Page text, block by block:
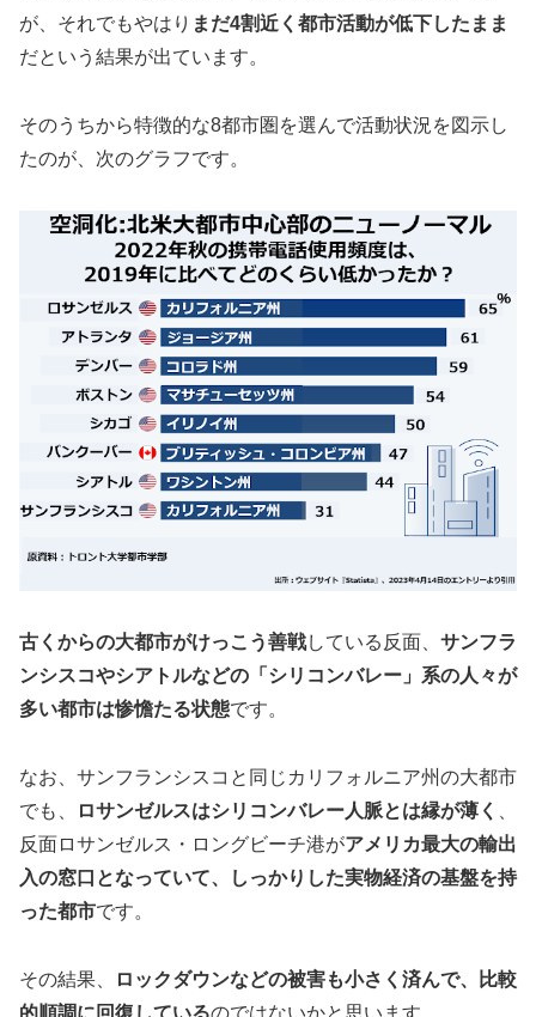
が、それでもやはり まだ4割近く都市活動が低下したまま
だという結果が出ています。
そのうちから特徴的な8都市圏を選んで活動状況を図示し
たのが、次のグラフです。
古くからの大都市がけっこう善戦している反面、 サンフラ
ンシスコやシアトルなどの「シリコンバレー」系の人々が
多い都市は惨憺たる状態です。
なお、サンフランシスコと同じカリフォルニア州の大都市
でも、
ロサンゼルスはシリコンバレー人脈とは縁が薄く
反面ロサンゼルス・ロングビーチ港がアメリカ最大の輸出
入の窓口となっていて、しっかりした実物経済の基盤を持
った都市です。
その結果、
ロックダウンなどの被害も小さく済んで、比較
的順調に回復しているのではないかと思います。